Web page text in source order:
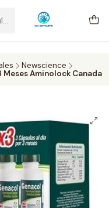
Envío GRATIS mismo
desde CLP 39.900.
hasta 14 hrs.
Newscience
Aminolock Canada